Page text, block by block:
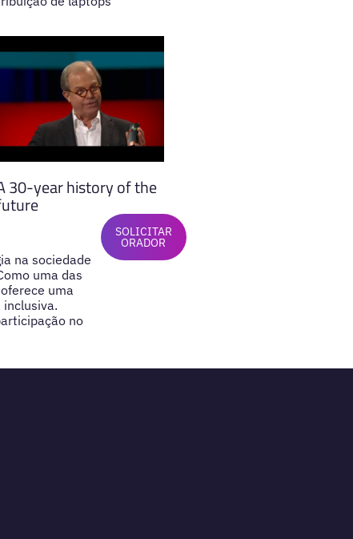
30-year history of the
na sociedade
uma das
uma
no
SOLICITAR
ORADOR